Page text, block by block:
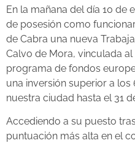
En la mañana del día 10 de
de posesión como
de Cabra una nueva
Calvo de Mora, vinculada
programa de fondos
una inversión superior a
nuestra ciudad hasta el 31
Accediendo a su puesto
puntuación más alta en el